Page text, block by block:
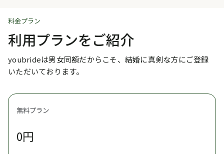
料金プラン
利用プランをご紹介
youbrideは男女同額だからこそ、結婚に真剣な方にご登録
いただいております。
無料プラン
0円